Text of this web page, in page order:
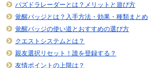
パズドラレーダーとは？メリットと遊び方
覚醒バッジとは？入手方法・効果・種類まとめ
覚醒バッジの使い道とおすすめの選び方
クエストシステムとは？
親友選択リセット！誰を登録する？
友情ポイントの上限は？